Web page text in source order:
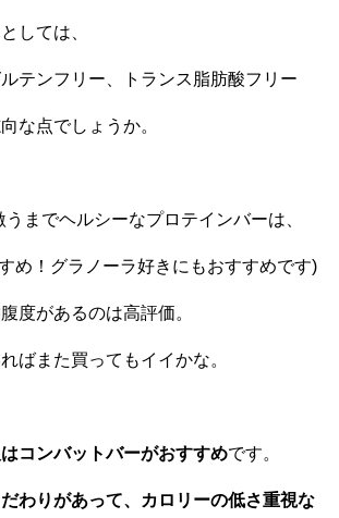
しては、
テンフリー、トランス脂肪酸フリー
な点でしょうか。
までヘルシーなプロテインバーは、
め！グラノーラ好きにもおすすめです)
度があるのは高評価。
ばまた買ってもイイかな。
コンバットバーがおすすめです。
わりがあって、カロリーの低さ重視な